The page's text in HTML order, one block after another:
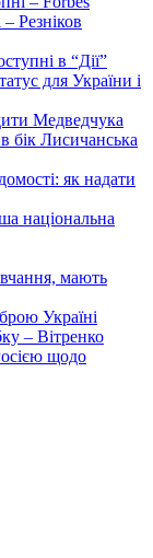
Резніков
в “Дії”
для України і
Медведчука
бік Лисичанська
як надати
національна
мають
Україні
– Вітренко
щодо